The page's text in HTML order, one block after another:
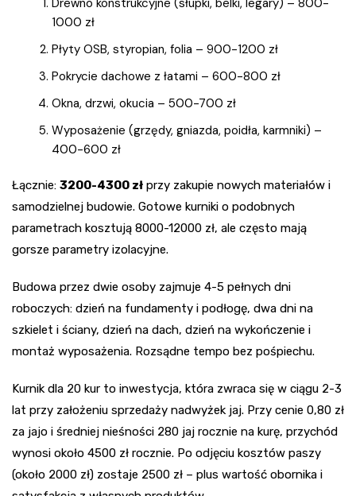
1000 zł
Płyty OSB, styropian, folia – 900-1200 zł
Pokrycie dachowe z łatami – 600-800 zł
Okna, drzwi, okucia – 500-700 zł
Wyposażenie (grzędy, gniazda, poidła, karmniki) –
400-600 zł
Łącznie: 3200-4300 zł przy zakupie nowych materiałów i
samodzielnej budowie. Gotowe kurniki o podobnych
parametrach kosztują 8000-12000 zł, ale często mają
gorsze parametry izolacyjne.
Budowa przez dwie osoby zajmuje 4-5 pełnych dni
roboczych: dzień na fundamenty i podłogę, dwa dni na
szkielet i ściany, dzień na dach, dzień na wykończenie i
montaż wyposażenia. Rozsądne tempo bez pośpiechu.
Kurnik dla 20 kur to inwestycja, która zwraca się w ciągu 2-3
lat przy założeniu sprzedaży nadwyżek jaj. Przy cenie 0,80 zł
za jajo i średniej nieśności 280 jaj rocznie na kurę, przychód
wynosi około 4500 zł rocznie. Po odjęciu kosztów paszy
(około 2000 zł) zostaje 2500 zł – plus wartość obornika i